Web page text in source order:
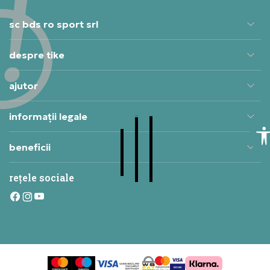
sc bds ro sport srl
despre tike
ajutor
informații legale
beneficii
rețele sociale